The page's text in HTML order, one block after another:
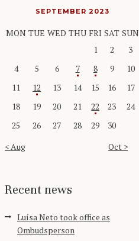
SEPTEMBER 2023
MON TUE WED THU FRI SAT SUN
1
2
3
4
5 6 7 8 9
10
11
12 13 14 15 16
17
18
19 20 21 22 23
24
25
26 27 28 29
30
« Aug
Oct »
Recent news
Luísa Neto took office as
Ombudsperson